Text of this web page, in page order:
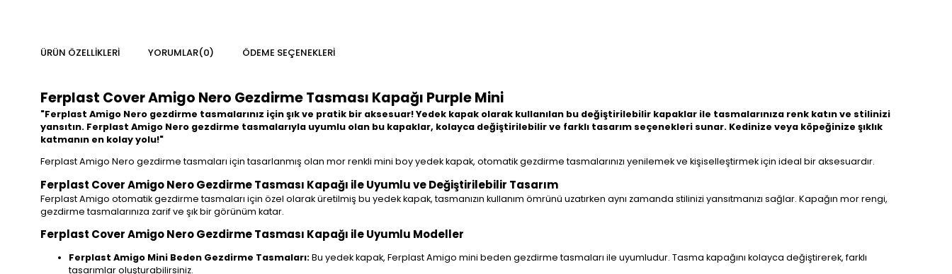
ÜRÜN ÖZELLIKLERI YORUMLAR(0) ÖDEME SEÇENEKLERI
Ferplast Cover Amigo Nero Gezdirme Tasması Kapağı Purple Mini
"Ferplast Amigo Nero gezdirme tasmalarınız için şık ve pratik bir aksesuar! Yedek kapak olarak kullanılan bu değiştirilebilir kapaklar ile tasmalarınıza renk katın ve stilinizi
yansıtın. Ferplast Amigo Nero gezdirme tasmalarıyla uyumlu olan bu kapaklar, kolayca değiştirilebilir ve farklı tasarım seçenekleri sunar. Kedinize veya köpeğinize şıklık
katmanın en kolay yolu!"
Ferplast Amigo Nero gezdirme tasmaları için tasarlanmış olan mor renkli mini boy yedek kapak, otomatik gezdirme tasmalarınızı yenilemek ve kişiselleştirmek için ideal bir aksesuardır.
Ferplast Cover Amigo Nero Gezdirme Tasması Kapağı ile Uyumlu ve Değiştirilebilir Tasarım
Ferplast Amigo otomatik gezdirme tasmaları için özel olarak üretilmiş bu yedek kapak, tasmanızın kullanım ömrünü uzatırken aynı zamanda stilinizi yansıtmanızı sağlar. Kapağın mor rengi,
gezdirme tasmalarınıza zarif ve şık bir görünüm katar.
Ferplast Cover Amigo Nero Gezdirme Tasması Kapağı ile Uyumlu Modeller
Ferplast Amigo Mini Beden Gezdirme Tasmaları:Bu yedek kapak, Ferplast Amigo mini beden gezdirme tasmaları ile uyumludur. Tasma kapağını kolayca değiştirerek, farklı
tasarımlar oluşturabilirsiniz.